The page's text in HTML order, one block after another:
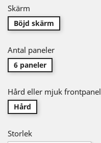
Skärm
Böjd skärm
Antal paneler
6 paneler
Hård eller mjuk frontpanel
Hård
Storlek